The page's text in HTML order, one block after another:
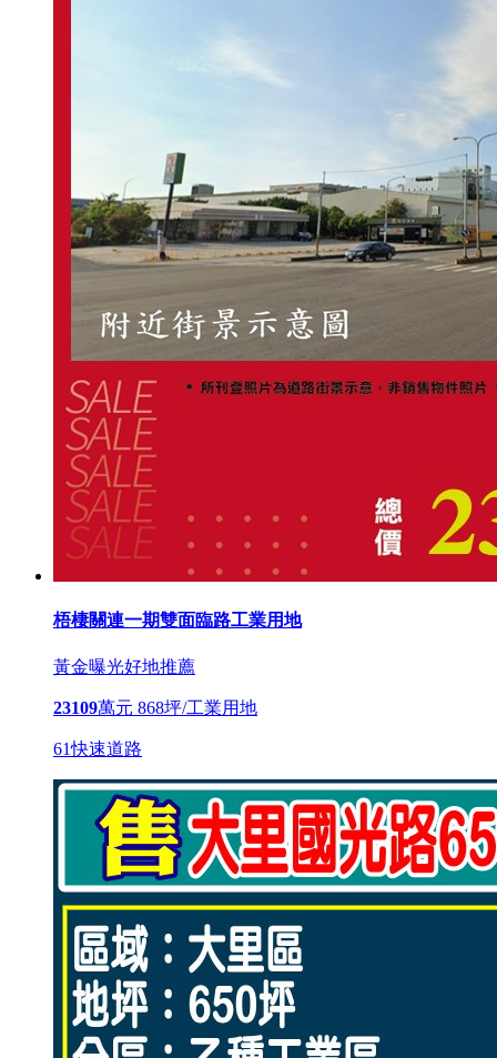
梧棲關連一期雙面臨路工業用地
黃金曝光好地推薦
23109萬元 868坪/工業用地
61快速道路